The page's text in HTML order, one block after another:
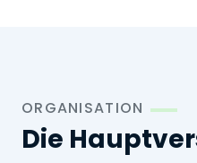
ORGANISATION
Die